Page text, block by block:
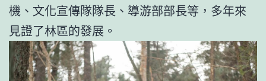
機、文化宣傳隊隊長、導游部部長等，多年來
見證了林區的發展。